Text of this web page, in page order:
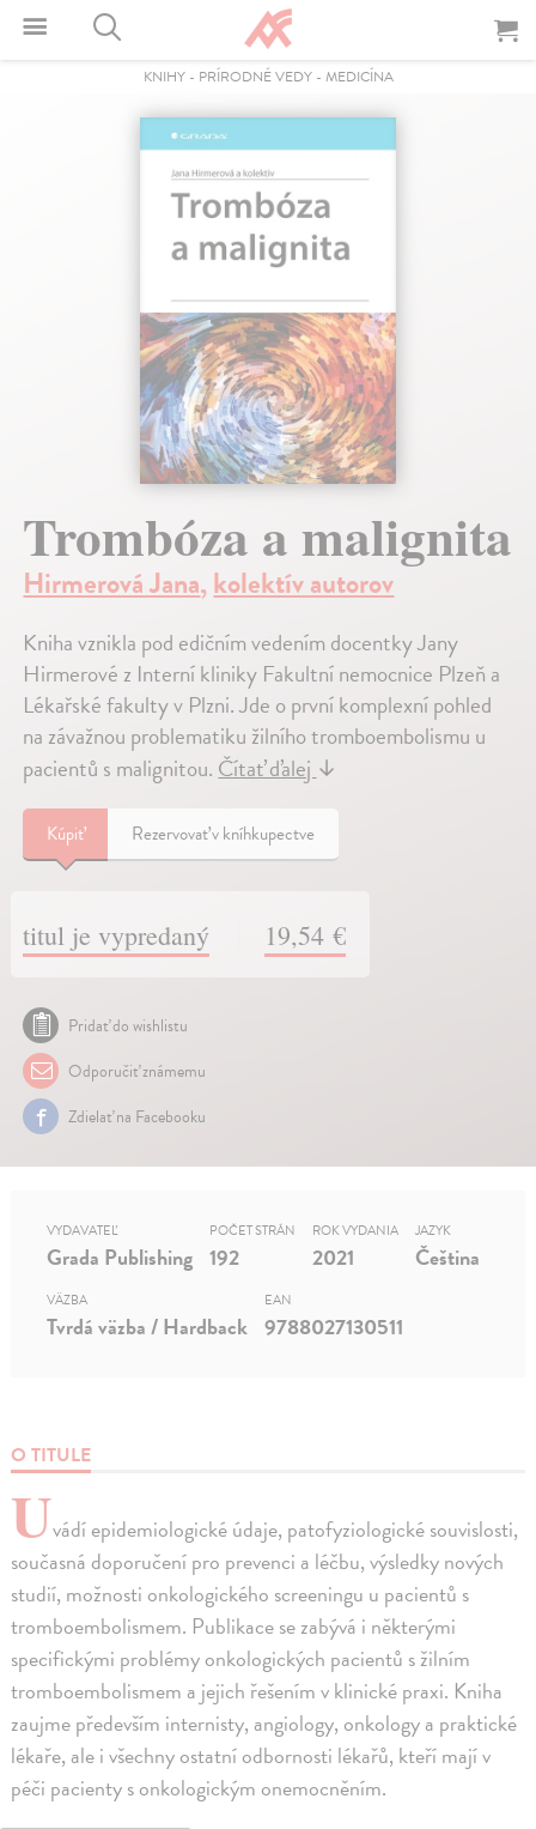
KNIHY- PRÍRODNÉ VEDY- MEDICÍNA
Trombóza a malignita
Hirmerová Jana,kolektív autorov
Kniha vznikla pod edičním vedením docentky Jany
Hirmerové z Interní kliniky Fakultní nemocnice Plzeň a
Lékařské fakulty v Plzni. Jde o první komplexní pohled
na závažnou problematiku žilního tromboembolismu u
pacientů s malignitou.Čítať ďalej↓
Kúpiť Rezervovať v kníhkupectve
titul je vypredaný 19,54 €
Pridať do wishlistu
Odporučiť známemu
Zdielať na Facebooku
O TITULE
Uvádí epidemiologické údaje, patofyziologické souvislosti,
současná doporučení pro prevenci a léčbu, výsledky nových
studií, možnosti onkologického screeningu u pacientů s
tromboembolismem. Publikace se zabývá i některými
specifickými problémy onkologických pacientů s žilním
tromboembolismem a jejich řešením v klinické praxi. Kniha
zaujme především internisty, angiology, onkology a praktické
lékaře, ale i všechny ostatní odbornosti lékařů, kteří mají v
péči pacienty s onkologickým onemocněním.
VYDAVATEĽ
Grada Publishing
POČET STRÁN
192
ROK VYDANIA
2021
JAZYK
Čeština
VÄZBA
Tvrdá väzba / Hardback
EAN
9788027130511